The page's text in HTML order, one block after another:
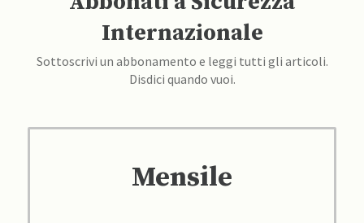
Internazionale
Sottoscrivi un abbonamento e leggi tutti gli articoli.
Disdici quando vuoi.
Mensile